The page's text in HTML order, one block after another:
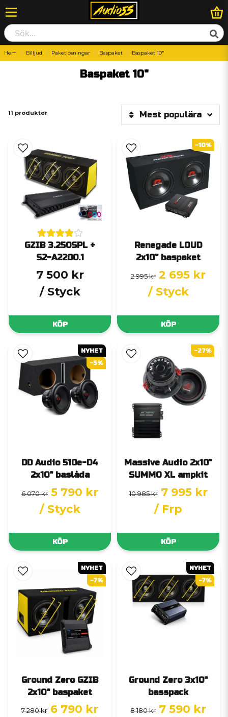
Hem Billjud Paketlösningar Baspaket Baspaket 10"
Baspaket 10"
11 produkter Mest populära
GZIB 3.250SPL +
S2-A2200.1
7 500 kr
/ Styck
KÖP
Renegade LOUD
2x10" baspaket
2 995 kr 2 695 kr
/ Styck
KÖP
-10%
DD Audio 510e-D4
2x10" baslåda
6 070 kr 5 790 kr
/ Styck
KÖP
NYHET
-5%
Massive Audio 2x10"
SUMMO XL ampkit
10 985 kr 7 995 kr
/ Frp
KÖP
-27%
Ground Zero GZIB
2x10" baspaket
7 280 kr 6 790 kr
NYHET
-7%
Ground Zero 3x10"
basspack
8 180 kr 7 590 kr
NYHET
-7%